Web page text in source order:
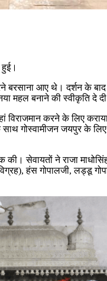
बरसाना आए थे। दर्शन के
महल बनाने की स्वीकृति दे
विराजमान करने के लिए
गोस्वामीजन जयपुर के
सेवायतों ने राजा
हंस गोपालजी, लड्डू